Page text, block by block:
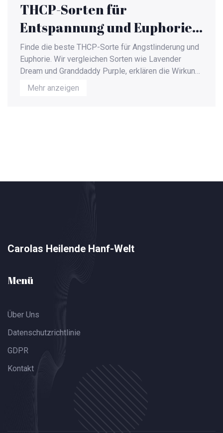
THCP-Sorten für
Entspannung und Euphorie:
Die besten Sorten im
Überblick
Finde die beste THCP-Sorte für Angstlinderung und
Euphorie. Wir vergleichen Sorten wie Lavender
Dream und Granddaddy Purple, erklären die Wirkung
von Terpenen und geben Tipps zur richtigen
Mehr anzeigen
Carolas Heilende Hanf-Welt
Menü
Über Uns
Datenschutzrichtlinie
GDPR
Kontakt